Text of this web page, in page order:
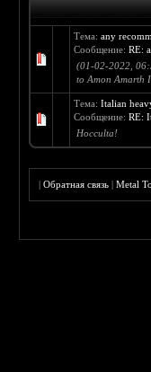
Тема:any
Сообщение:RE:
(01-02-2022,
to Amon Amarth
Тема:Italian
Сообщение:RE:
Hocculta!
|Обратная связь |Metal